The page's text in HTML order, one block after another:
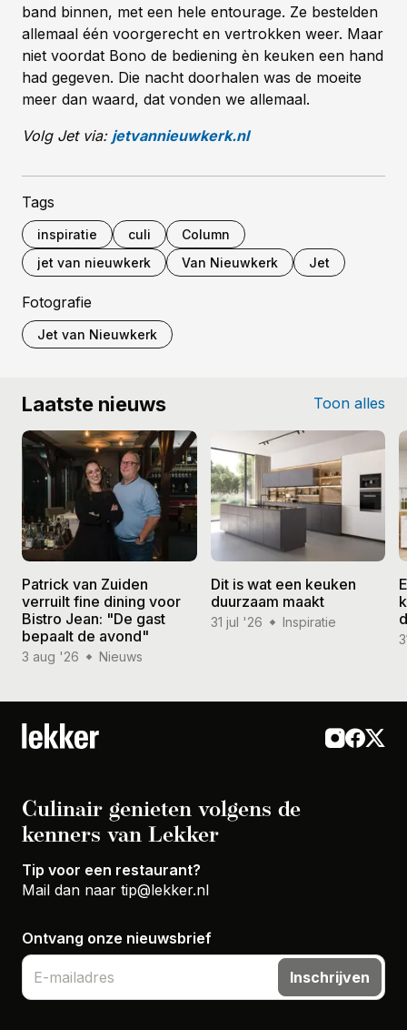
band binnen, met een hele entourage. Ze bestelden
allemaal één voorgerecht en vertrokken weer. Maar
niet voordat Bono de bediening èn keuken een hand
had gegeven. Die nacht doorhalen was de moeite
meer dan waard, dat vonden we allemaal.
Volg Jet via: jetvannieuwkerk.nl
Tags
inspiratie culi
Column
jet van nieuwkerk
Van Nieuwkerk Jet
Fotografie
Jet van Nieuwkerk
Laatste nieuws Toon alles
Patrick van Zuiden
verruilt fine dining voor
Bistro Jean: "De gast
bepaalt de avond"
3 aug '26 Nieuws
Dit is wat een keuken
duurzaam maakt
31 jul '26 Inspiratie
Culinair genieten volgens de
kenners van Lekker
Tip voor een restaurant?
Mail dan naar tip@lekker.nl
Ontvang onze nieuwsbrief
Inschrijven